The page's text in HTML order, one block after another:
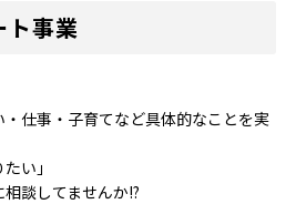
ト事業
・仕事・子育てなど具体的なことを実
い」
談してませんか!?